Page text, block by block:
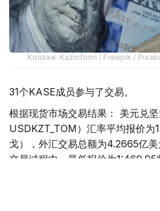
Коллаж: Kazinform / Freepik /
31个KASE成员参与了交易。
根据现货市场交易结果： 美元兑
USDKZT_TOM）汇率平均报价
戈），外汇交易总额为4.2665亿美
交易过程中，最低报价为1:469.95